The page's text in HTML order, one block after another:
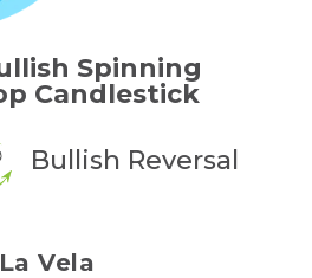
Spinning
Candlestick
Bullish Reversal
Vela